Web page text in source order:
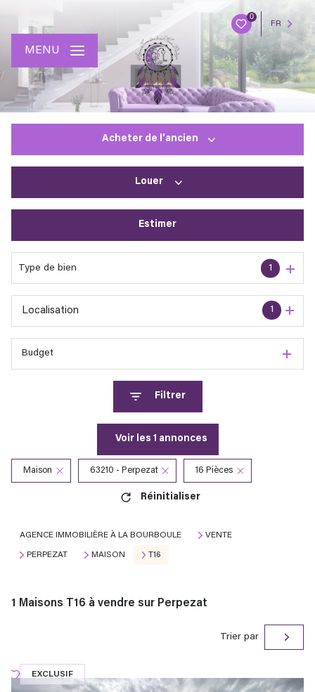
0
FR
MENU
Acheter de l'ancien
Louer
Estimer
Type de bien 1
1
Localisation
Budget
Filtrer
Voir les 1 annonces
Maison 63210 - Perpezat 16 Pièces
Réinitialiser
AGENCE IMMOBILIÈRE À LA BOURBOULE VENTE
PERPEZAT MAISON T16
1 Maisons T16 à vendre sur Perpezat
Trier par
EXCLUSIF